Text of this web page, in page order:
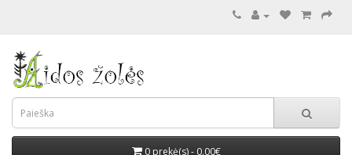
0 prekė(s) - 0.00€